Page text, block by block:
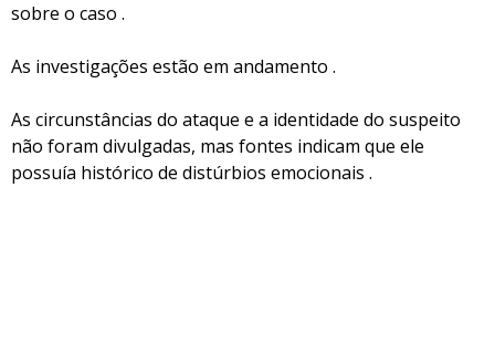
sobre o caso .
As investigações estão em andamento .
As circunstâncias do ataque e a identidade do suspeito
não foram divulgadas, mas fontes indicam que ele
possuía histórico de distúrbios emocionais .